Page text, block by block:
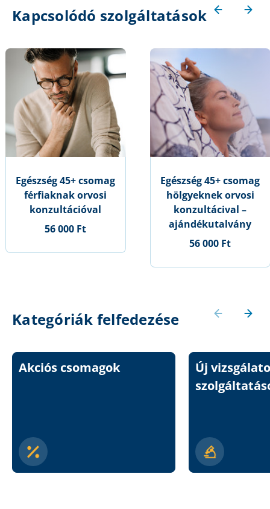
Kapcsolódó szolgáltatások
Egészség 45+ csomag
férfiaknak orvosi
konzultációval
56 000 Ft
Egészség 45+ csomag
hölgyeknek orvosi
konzultácival –
ajándékutalvány
56 000 Ft
Kategóriák felfedezése
Akciós csomagok
Új